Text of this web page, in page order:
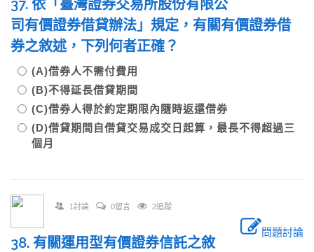
37. 依「臺灣證券交易所股份有限公
司有價證券借貸辦法」規定，有關有價證券借
券之敘述，下列何者正確？
(A)借券人不需付費用
(B)不得延長借貸期間
(C)借券人得於約定期限內隨時返還借券
(D)借貸期間自借貸交易成交日起算，最長不得超過三
個月
1討論 0留言 2追蹤
問題討論
38. 有關運用型有價證券信託之敘